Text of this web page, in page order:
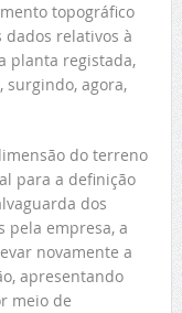
topográfico
relativos à
planta registada,
surgindo, agora,
do terreno
para a definição
dos
pela empresa, a
novamente a
apresentando
meio de